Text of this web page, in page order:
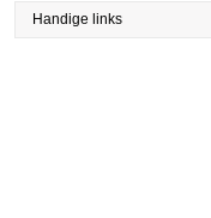
Handige links